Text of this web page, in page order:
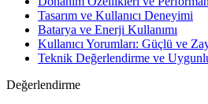
Tasarım ve Kullanıcı Deneyimi
Batarya ve Enerji Kullanımı
Kullanıcı Yorumları: Güçlü ve
Teknik Değerlendirme ve
Değerlendirme